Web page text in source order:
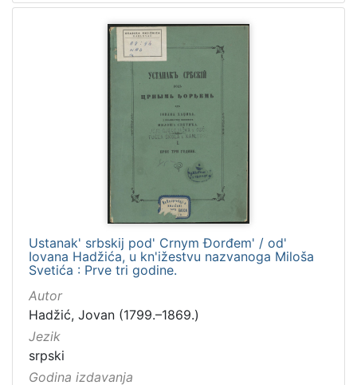
Ustanak' srbskij pod' Crnym Đorđem' / od'
Iovana Hadžića, u kn'ižestvu nazvanoga Miloša
Svetića : Prve tri godine.
Autor
Hadžić, Jovan (1799.–1869.)
Jezik
srpski
Godina izdavanja